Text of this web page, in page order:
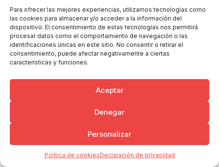
Para ofrecer las mejores experiencias, utilizamos tecnologías como
las cookies para almacenar y/o acceder a la información del
dispositivo. El consentimiento de estas tecnologías nos permitirá
procesar datos como el comportamiento de navegación o las
identificaciones únicas en este sitio. No consentir o retirar el
consentimiento, puede afectar negativamente a ciertas
características y funciones.
Aceptar
Denegar
Personalizar
Política de cookiesDeclaración de privacidad
Copyright © 2026 Ayuntamiento de Argamasilla de Calatrava
Politica de Privacidad y Aviso Legal
Registro de la actividad
Cookies